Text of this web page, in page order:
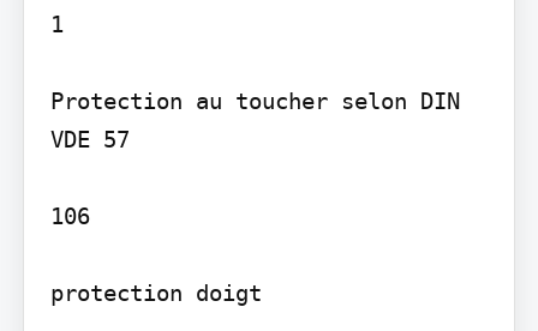
1
Protection au toucher selon DIN
VDE 57
106
protection doigt